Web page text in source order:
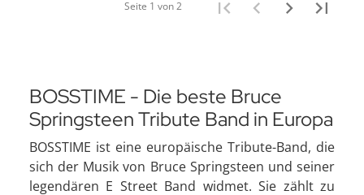
Seite 1 von 2
BOSSTIME - Die beste Bruce
Springsteen Tribute Band in Europa
BOSSTIME ist eine europäische Tribute-Band, die
sich der Musik von Bruce Springsteen und seiner
legendären E Street Band widmet. Sie zählt zu